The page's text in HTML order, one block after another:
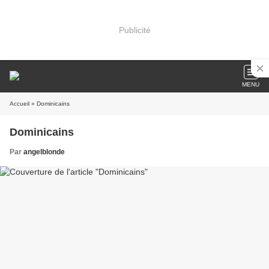
Publicité
MENU
Accueil » Dominicains
Dominicains
Par angelblonde